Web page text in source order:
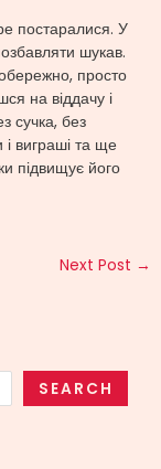
постаралися. У
шукав.
просто
на віддачу і
сучка, без
виграші та ще
підвищує його
Next Post →
SEARCH